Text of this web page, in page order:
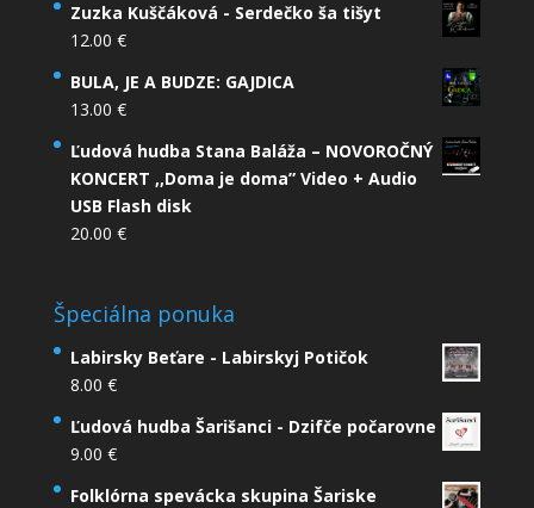
Zuzka Kuščáková - Serdečko ša tišyt
12.00 €
BULA, JE A BUDZE: GAJDICA
13.00 €
Ľudová hudba Stana Baláža – NOVOROČNÝ
KONCERT ,,Doma je doma” Video + Audio
USB Flash disk
20.00 €
Špeciálna ponuka
Labirsky Beťare - Labirskyj Potičok
8.00 €
Ľudová hudba Šarišanci - Dzifče počarovne
9.00 €
Folklórna spevácka skupina Šariske